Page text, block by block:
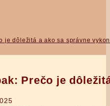
je dôležitá a ako sa správne
Prečo je